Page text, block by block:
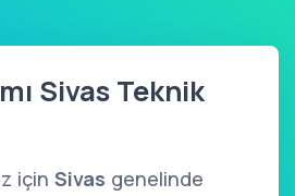
Sivas Teknik
için Sivas genelinde